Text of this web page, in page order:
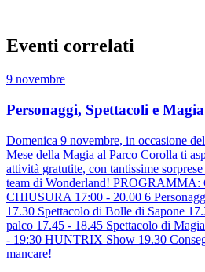
Eventi correlati
9 novembre
Personaggi, Spettacoli e Magia
Domenica 9 novembre, in occasione
Mese della Magia al Parco Corolla ti
attività gratutite, con tantissime
team di Wonderland!
CHIUSURA 17:00 - 20.00 6
17.30 Spettacolo di Bolle di Sapone
palco 17.45 - 18.45 Spettacolo di
- 19:30 HUNTRIX Show 19.30
mancare!